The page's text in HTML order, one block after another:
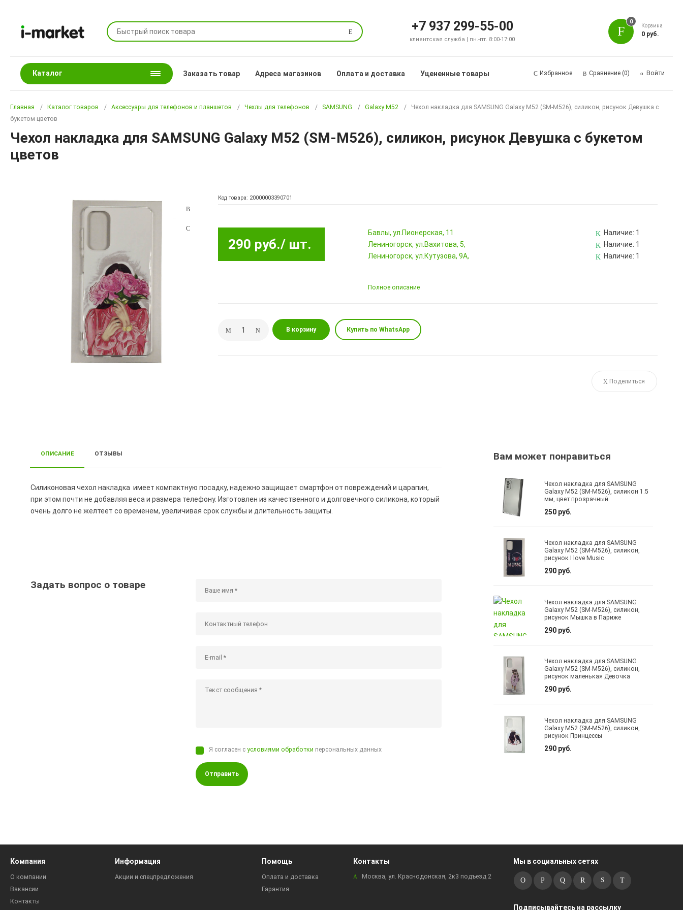
Поиск +7 937 299-55-00
клиентская служба | пн.-пт. 8:00-17:00
0
Корзина
0 руб.
Каталог Заказать товар Адреса магазинов Оплата и доставка Уцененные товары Избранное Сравнение (0) Войти
Главная Каталог товаров Аксессуары для телефонов и планшетов Чехлы для телефонов SAMSUNG Galaxy M52
Чехол накладка для SAMSUNG Galaxy M52 (SM-M526), силикон, рисунок Девушка с
букетом цветов
Чехол накладка для SAMSUNG Galaxy M52 (SM-M526), силикон, рисунок Девушка с букетом
цветов
Код товара: 20000003390701
290 руб./ шт.
Бавлы, ул.Пионерская, 11 Наличие: 1
Лениногорск, ул.Вахитова, 5,
Наличие: 1
Лениногорск, ул.Кутузова, 9А,
Наличие: 1
Полное описание
В корзину Купить по WhatsApp
Поделиться
ОПИСАНИЕ ОТЗЫВЫ
Силиконовая чехол накладка имеет компактную посадку, надежно защищает смартфон от повреждений и царапин,
при этом почти не добавляя веса и размера телефону. Изготовлен из качественного и долговечного силикона, который
очень долго не желтеет со временем, увеличивая срок службы и длительность защиты.
Задать вопрос о товаре
Я согласен сусловиями обработки персональных данных
Отправить
Вам может понравиться
Чехол накладка для SAMSUNG
Galaxy M52 (SM-M526), силикон 1.5
мм, цвет прозрачный
250 руб.
Чехол накладка для SAMSUNG
Galaxy M52 (SM-M526), силикон,
рисунок I love Music
290 руб.
Чехол накладка для SAMSUNG
Galaxy M52 (SM-M526), силикон,
рисунок Мышка в Париже
290 руб.
Чехол накладка для SAMSUNG
Galaxy M52 (SM-M526), силикон,
рисунок маленькая Девочка
290 руб.
Чехол накладка для SAMSUNG
Galaxy M52 (SM-M526), силикон,
рисунок Принцессы
290 руб.
Компания
О компании
Вакансии
Контакты
Информация
Акции и спецпредложения
Помощь
Оплата и доставка
Гарантия
Контакты
Москва, ул. Краснодонская, 2к3 подъезд 2
Мы в социальных сетях
Подписывайтесь на рассылку